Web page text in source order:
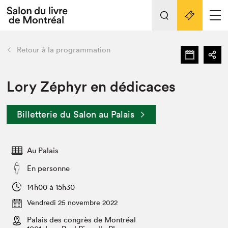
Espace médias
Espace exposant⋅e⋅s
Tout sur l'édition 2022
Actualités
Vidéos et Balados
Club de lecture Braindate
retour Nos activités
Édition 2022
Nous connaître
Projets partenaires 2022
Archives
Liens pratiques
Retour à la programmation
Lory Zéphyr en dédicaces
Billetterie du Salon au Palais
Au Palais
En personne
14h00 à 15h30
Vendredi 25 novembre 2022
Palais des congrès de Montréal